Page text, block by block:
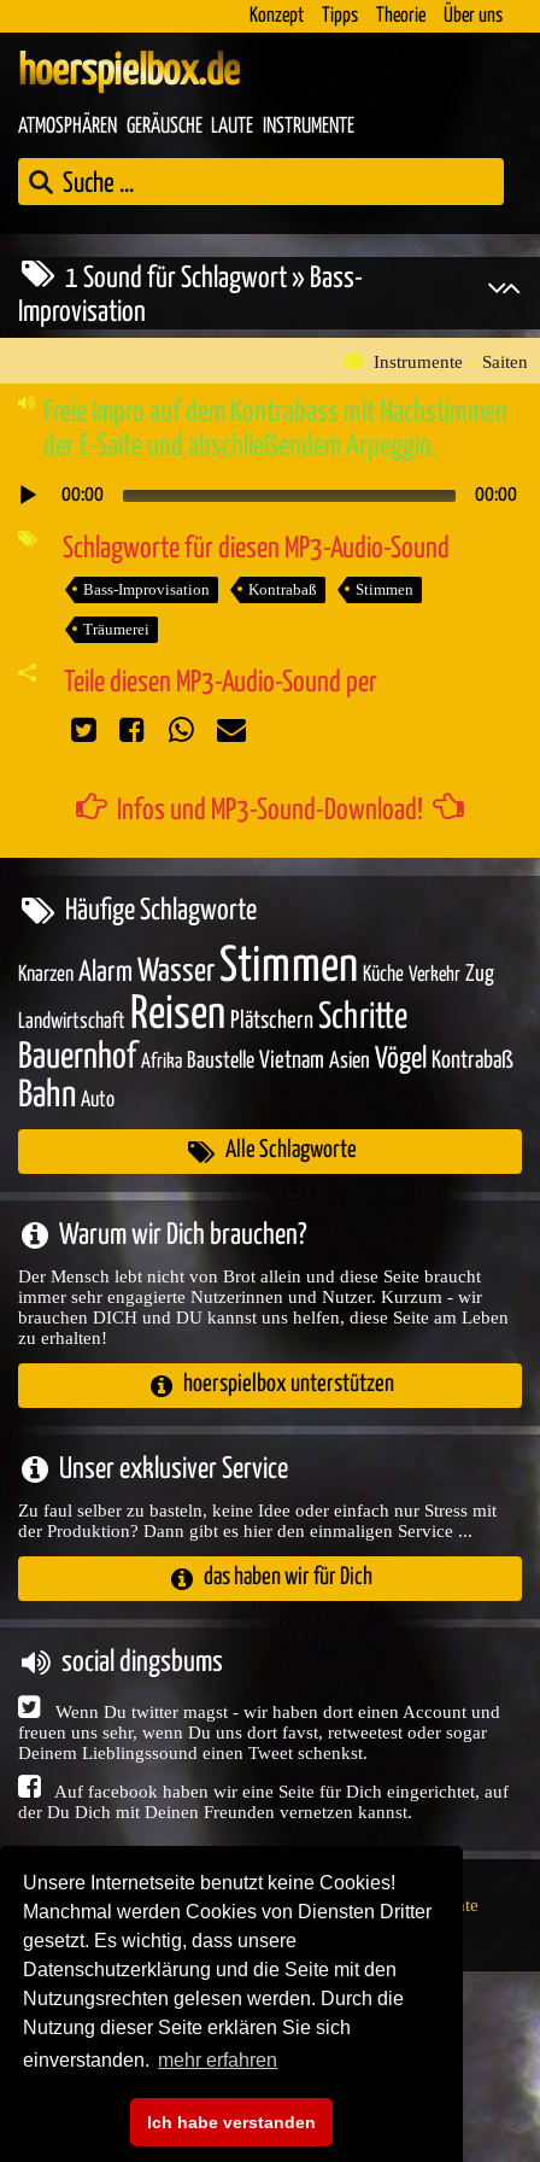
Unsere Internetseite benutzt keine Cookies!
Manchmal werden Cookies von Diensten Dritter
gesetzt. Es wichtig, dass unsere
Datenschutzerklärung und die Seite mit den
Nutzungsrechten gelesen werden. Durch die
Nutzung dieser Seite erklären Sie sich
einverstanden. mehr erfahren
Ich habe verstanden
Konzept Tipps Theorie Über uns
hoerspielbox.de
ATMOSPHÄREN GERÄUSCHE LAUTE INSTRUMENTE
1 Sound für Schlagwort » Bass-
Improvisation
Instrumente » Saiten
Freie Impro auf dem Kontrabass mit Nachstimmen
der E-Saite und abschließendem Arpeggio.
Audio-
00:00 00:00
Schlagworte für diesen MP3-Audio-Sound
Bass-Improvisation Kontrabaß Stimmen
Träumerei
Teile diesen MP3-Audio-Sound per
Infos und MP3-Sound-Download!
Häufige Schlagworte
Knarzen Alarm WasserStimmen Küche Verkehr Zug
Landwirtschaft Reisen Plätschern Schritte
Bauernhof Afrika Baustelle Vietnam Asien Vögel Kontrabaß
Bahn Auto
Alle Schlagworte
Warum wir Dich brauchen?
Der Mensch lebt nicht von Brot allein und diese Seite braucht
immer sehr engagierte Nutzerinnen und Nutzer. Kurzum - wir
brauchen DICH und DU kannst uns helfen, diese Seite am Leben
zu erhalten!
hoerspielbox unterstützen
Unser exklusiver Service
Zu faul selber zu basteln, keine Idee oder einfach nur Stress mit
der Produktion? Dann gibt es hier den einmaligen Service ...
das haben wir für Dich
social dingsbums
Wenn Du twitter magst - wir haben dort einen Account und
freuen uns sehr, wenn Du uns dort favst, retweetest oder sogar
Deinem Lieblingssound einen Tweet schenkst.
Auf facebook haben wir eine Seite für Dich eingerichtet, auf
der Du Dich mit Deinen Freunden vernetzen kannst.
Copyright © Audio Union GbR, 1999 - 2026,Nutzungsrechte
SENDEPLATZ↗